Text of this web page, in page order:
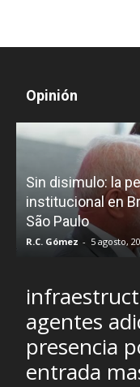
Opinión
Sin disimulo: la
institucional en
São Paulo
R.C. Gómez - 5 agosto,
agentes
presencia
entrada